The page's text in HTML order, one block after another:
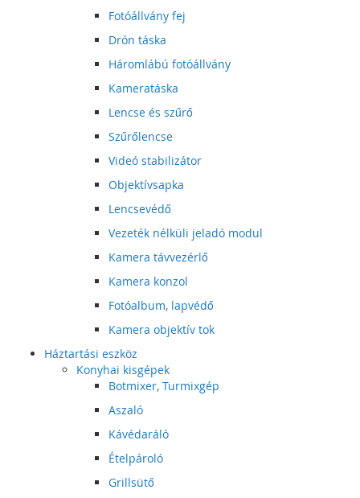
Fotóállvány fej
Drón táska
Háromlábú fotóállvány
Kameratáska
Lencse és szűrő
Szűrőlencse
Videó stabilizátor
Objektívsapka
Lencsevédő
Vezeték nélküli jeladó modul
Kamera távvezérlő
Kamera konzol
Fotóalbum, lapvédő
Kamera objektív tok
Háztartási eszköz
Konyhai kisgépek
Botmixer, Turmixgép
Aszaló
Kávédaráló
Ételpároló
Grillsütő